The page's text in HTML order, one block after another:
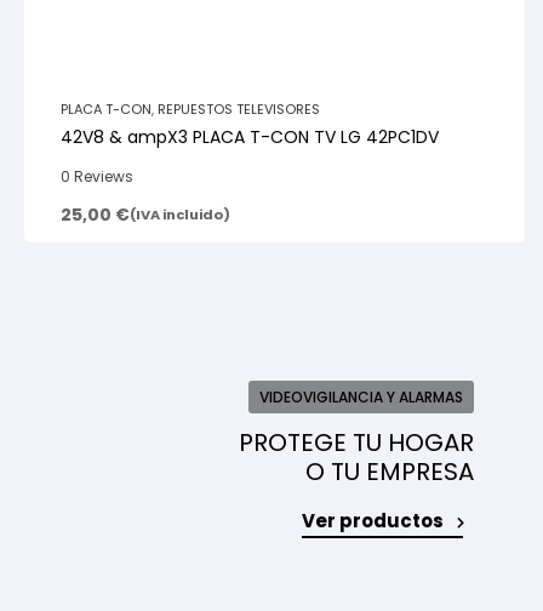
PLACA T-CON, REPUESTOS TELEVISORES
42V8 & ampX3 PLACA T-CON TV LG 42PC1DV
0 Reviews
25,00 €(IVA incluido)
VIDEOVIGILANCIA Y ALARMAS
PROTEGE TU HOGAR
O TU EMPRESA
Ver productos